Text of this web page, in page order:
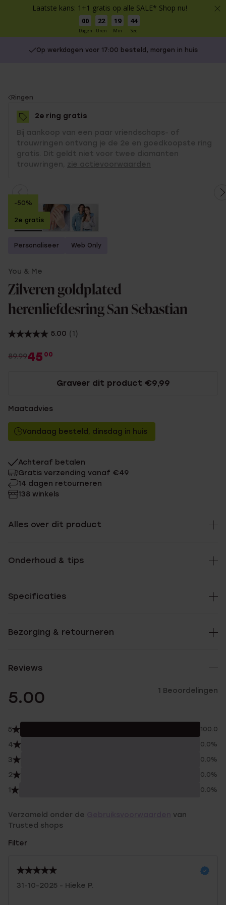
Laatste kans: 1+1 gratis op alle SALE* Shop nu!
00
Dagen
22
Uren
19
Min
44
Sec
Op werkdagen voor 17:00 besteld, morgen in huis
You
are
here:
Ringen
2e ring gratis
Bij aankoop van een paar vriendschaps- of
trouwringen ontvang je de 2e en goedkoopste ring
gratis. Dit geldt niet voor twee diamanten
trouwringen, zie actievoorwaarden
-50%
2e gratis
Personaliseer Web Only
You & Me
Zilveren goldplated
herenliefdesring San Sebastian
5.00 (1)
89.9945 00
Graveer dit product €9,99
Maatadvies
Vandaag besteld, dinsdag in huis
Achteraf betalen
Gratis verzending vanaf €49
14 dagen retourneren
138 winkels
Alles over dit product
Onderhoud & tips
Specificaties
Bezorging & retourneren
Reviews
5.00 1 Beoordelingen
5 100.0%
4 0.0%
3 0.0%
2 0.0%
1 0.0%
Verzameld onder de
van
Trusted shops
Filter
31-10-2025 - Hieke P.